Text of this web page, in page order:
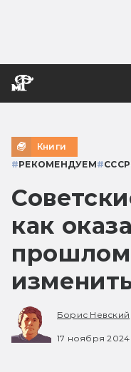
Книги
#РЕКОМЕНДУЕМ#СССР
как
прошлом
Борис Невский
17 ноября 2024